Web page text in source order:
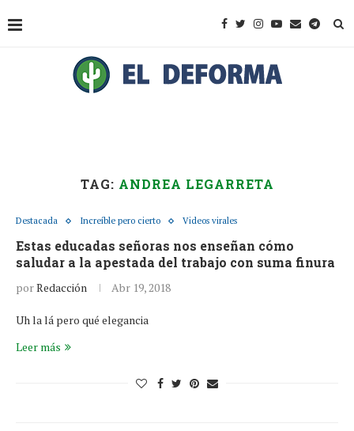
TAG: ANDREA LEGARRETA
Destacada Increíble pero cierto Videos virales
Estas educadas señoras nos enseñan cómo
saludar a la apestada del trabajo con suma finura
porRedacción Abr 19, 2018
Uh la lá pero qué elegancia
Leer más